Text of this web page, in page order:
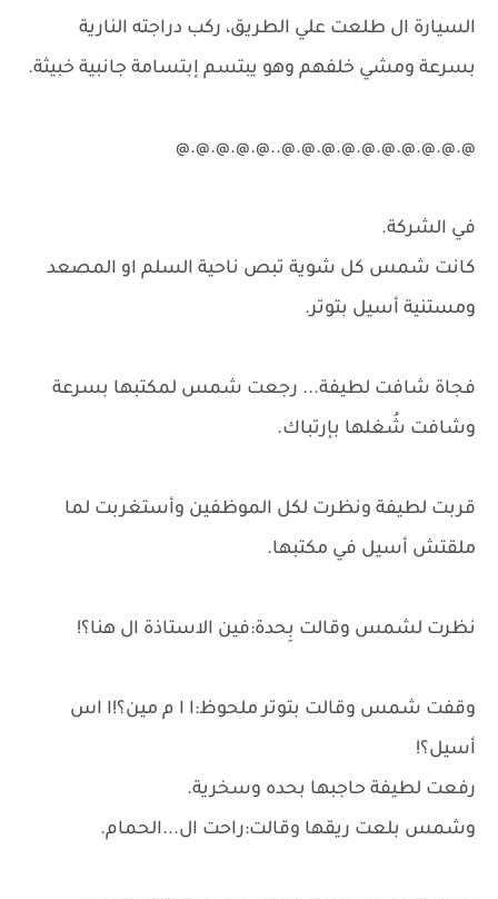
السيارة ال طلعت علي الطريق، ركب دراجته النارية
بسرعة ومشي خلفهم وهو يبتسم إبتسامة جانبية خبيثة.
@.@.@.@.@.@.@.@.@.@..@.@.@.@.@
في الشركة.
كانت شمس كل شوية تبص ناحية السلم او المصعد
ومستنية أسيل بتوتر.
فجاة شافت لطيفة... رجعت شمس لمكتبها بسرعة
وشافت شُغلها بإرتباك.
قربت لطيفة ونظرت لكل الموظفين وأستغربت لما
ملقتش أسيل في مكتبها.
نظرت لشمس وقالت بِحدة:فين الاستاذة ال هنا؟!
وقفت شمس وقالت بتوتر ملحوظ:ا ا م مين؟!ا اس
أسيل؟!
رفعت لطيفة حاجبها بحده وسخرية.
وشمس بلعت ريقها وقالت:راحت ال...الحمام.